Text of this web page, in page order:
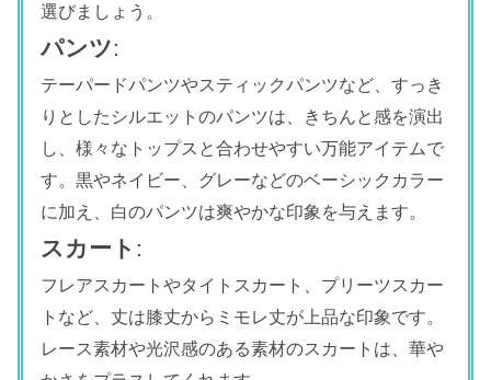
選びましょう。
パンツ:
テーパードパンツやスティックパンツなど、すっき
りとしたシルエットのパンツは、きちんと感を演出
し、様々なトップスと合わせやすい万能アイテムで
す。黒やネイビー、グレーなどのベーシックカラー
に加え、白のパンツは爽やかな印象を与えます。
スカート :
フレアスカートやタイトスカート、プリーツスカー
トなど、丈は膝丈からミモレ丈が上品な印象です。
レース素材や光沢感のある素材のスカートは、華や